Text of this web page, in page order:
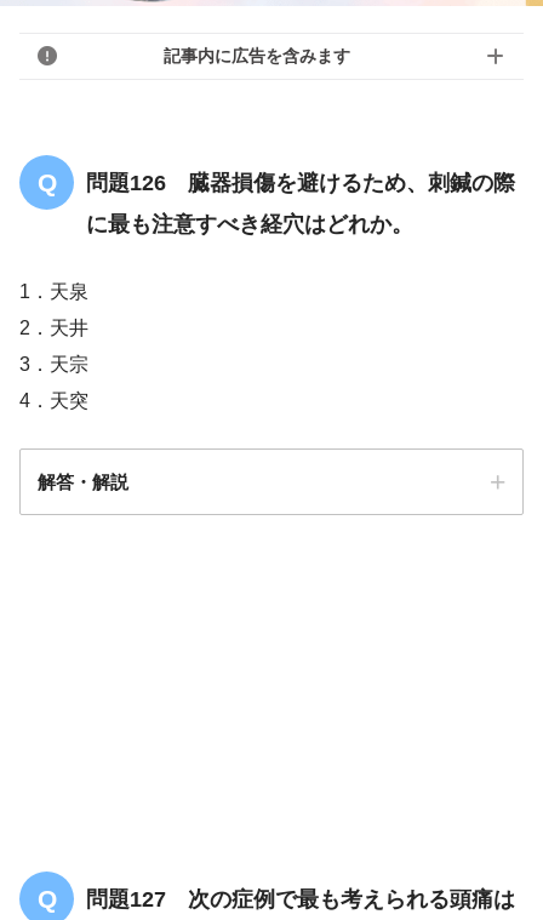
記事内に広告を含みます
問題126 臓器損傷を避けるため、刺鍼の際
に最も注意すべき経穴はどれか。
1．天泉
2．天井
3．天宗
4．天突
解答・解説
問題127 次の症例で最も考えられる頭痛は